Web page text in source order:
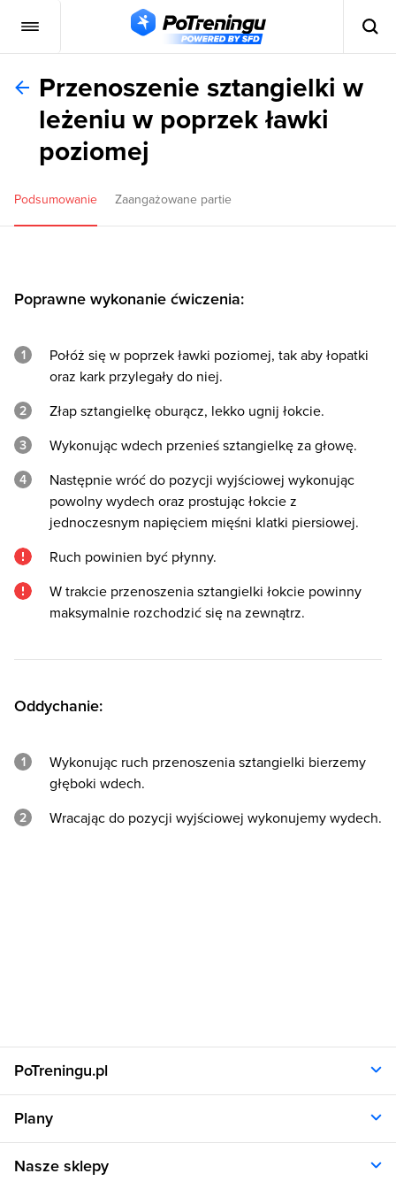
Przenoszenie sztangielki w
leżeniu w poprzek ławki
poziomej
Podsumowanie Zaangażowane partie
Poprawne wykonanie ćwiczenia:
Połóż się w poprzek ławki poziomej, tak aby łopatki
oraz kark przylegały do niej.
Złap sztangielkę oburącz, lekko ugnij łokcie.
Wykonując wdech przenieś sztangielkę za głowę.
Następnie wróć do pozycji wyjściowej wykonując
powolny wydech oraz prostując łokcie z
jednoczesnym napięciem mięśni klatki piersiowej.
Ruch powinien być płynny.
W trakcie przenoszenia sztangielki łokcie powinny
maksymalnie rozchodzić się na zewnątrz.
Oddychanie:
Wykonując ruch przenoszenia sztangielki bierzemy
głęboki wdech.
Wracając do pozycji wyjściowej wykonujemy wydech.
PoTreningu.pl
Polityka prywatności
Regulamin
RODO
Plany
Plany dla kobiet
Nasze sklepy